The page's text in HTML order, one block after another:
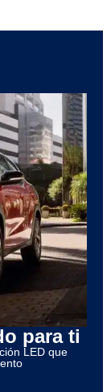
para ti
LED que